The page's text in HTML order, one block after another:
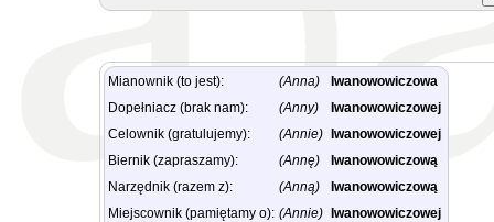
Mianownik (to jest): (Anna)
Iwanowowiczowa
Dopełniacz (brak nam):
(Anny)
Iwanowowiczowej
Celownik (gratulujemy):
(Annie)
Iwanowowiczowej
Biernik (zapraszamy):
(Annę)
Iwanowowiczową
Narzędnik (razem z):
(Anną)
Iwanowowiczową
Miejscownik (pamiętamy o): (Annie)
Iwanowowiczowej